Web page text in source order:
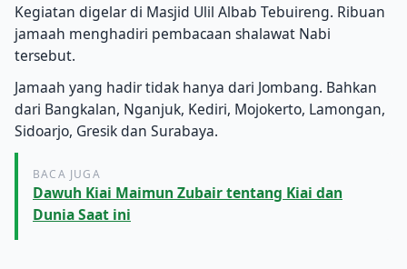
Kegiatan digelar di Masjid Ulil Albab Tebuireng. Ribuan
jamaah menghadiri pembacaan shalawat Nabi
tersebut.
Jamaah yang hadir tidak hanya dari Jombang. Bahkan
dari Bangkalan, Nganjuk, Kediri, Mojokerto, Lamongan,
Sidoarjo, Gresik dan Surabaya.
BACA JUGA
Dawuh Kiai Maimun Zubair tentang Kiai dan
Dunia Saat ini